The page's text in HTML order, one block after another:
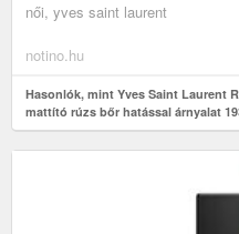
női, yves saint laurent
notino.hu
Hasonlók, mint Yves Saint Laurent
mattító rúzs bőr hatással árnyalat